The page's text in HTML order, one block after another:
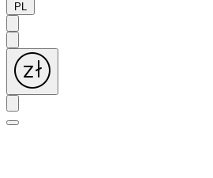
PL